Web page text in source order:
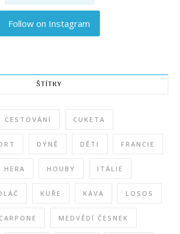
Follow on Instagram
ŠTÍTKY
CESTOVÁNÍ CUKETA
DÝNĚ DĚTI FRANCIE
HERA HOUBY ITÁLIE
KUŘE KÁVA LOSOS
MEDVĚDÍ ČESNEK